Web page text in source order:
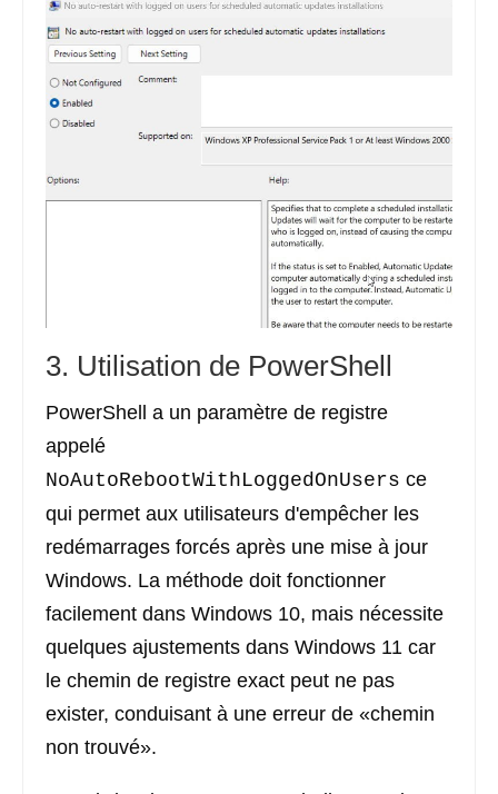
3. Utilisation de PowerShell
PowerShell a un paramètre de registre
appelé
NoAutoRebootWithLoggedOnUsers ce
qui permet aux utilisateurs d'empêcher les
redémarrages forcés après une mise à jour
Windows. La méthode doit fonctionner
facilement dans Windows 10, mais nécessite
quelques ajustements dans Windows 11 car
le chemin de registre exact peut ne pas
exister, conduisant à une erreur de «chemin
non trouvé».